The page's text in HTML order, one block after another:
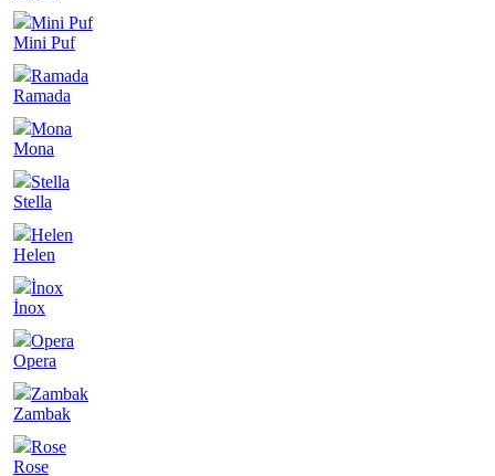
Mini Puf
Mini Puf
Ramada
Ramada
Mona
Mona
Stella
Stella
Helen
Helen
İnox
İnox
Opera
Opera
Zambak
Zambak
Rose
Rose